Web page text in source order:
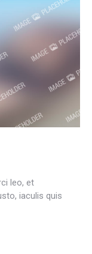
leo, et
iaculis quis